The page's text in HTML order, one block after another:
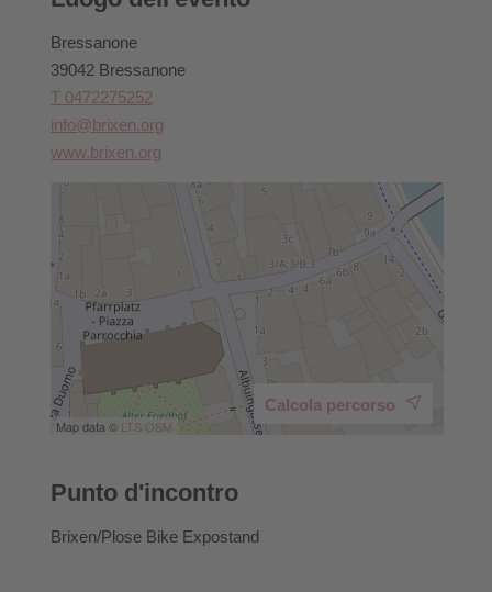
Bressanone
39042 Bressanone
T 0472275252
info@brixen.org
www.brixen.org
Map data © LTS OSM
Calcola percorso
Punto d'incontro
Brixen/Plose Bike Expostand